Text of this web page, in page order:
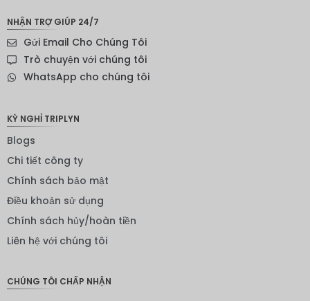
Đô la
New
Zealand
IDR
NHẬN TRỢ GIÚP 24/7
Gửi Email Cho Chúng Tôi
Trò chuyện với chúng tôi
WhatsApp cho chúng tôi
KỲ NGHỈ TRIPLYN
Blogs
Chi tiết công ty
Chính sách bảo mật
Điều khoản sử dụng
Chính sách hủy/hoàn tiền
Liên hệ với chúng tôi
CHÚNG TÔI CHẤP NHẬN